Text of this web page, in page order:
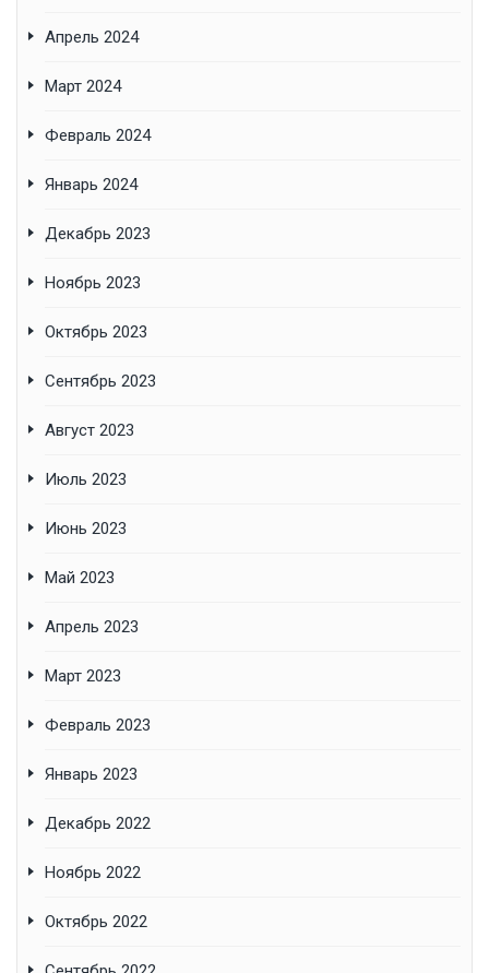
Апрель 2024
Март 2024
Февраль 2024
Январь 2024
Декабрь 2023
Ноябрь 2023
Октябрь 2023
Сентябрь 2023
Август 2023
Июль 2023
Июнь 2023
Май 2023
Апрель 2023
Март 2023
Февраль 2023
Январь 2023
Декабрь 2022
Ноябрь 2022
Октябрь 2022